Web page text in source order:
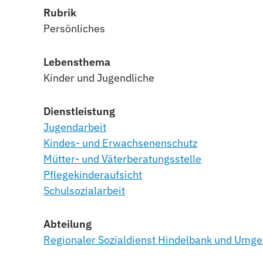
Rubrik
Persönliches
Lebensthema
Kinder und Jugendliche
Dienstleistung
Jugendarbeit
Kindes- und Erwachsenenschutz
Mütter- und Väterberatungsstelle
Pflegekinderaufsicht
Schulsozialarbeit
Abteilung
Regionaler Sozialdienst Hindelbank und